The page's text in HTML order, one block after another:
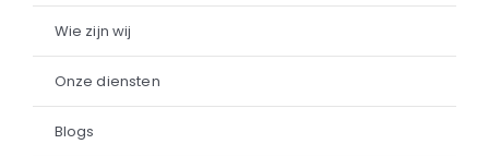
Wie zijn wij
Onze diensten
Blogs